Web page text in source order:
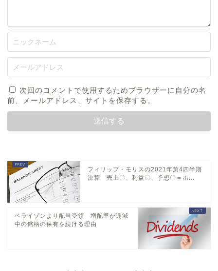
次回のコメントで使用するためブラウザーに自分の名
前、メールアドレス、サイトを保存する。
フィリップ・モリスの2021年第4四半期
決算 売上〇、利益〇、予想〇＝ホ...
ベライゾンより配当受領 増配率が逓減
中の銘柄の保有を続ける理由